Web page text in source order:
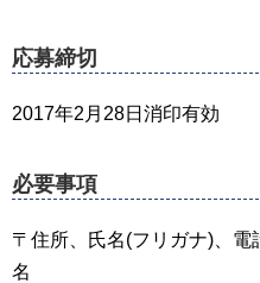
応募締切
2017年2月28日消印有効
必要事項
〒住所、氏名(フリガナ)、
名